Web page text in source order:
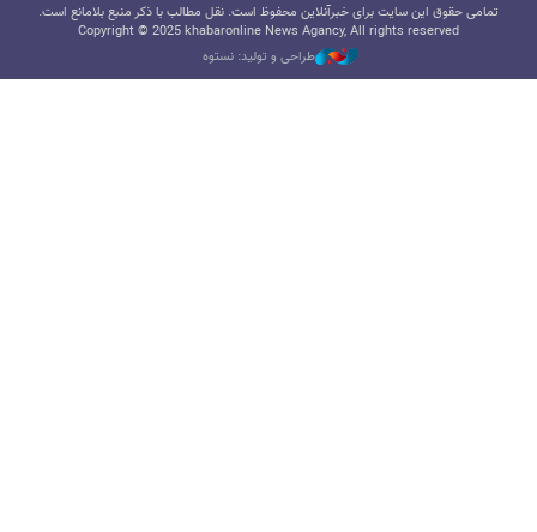
تمامی حقوق این سایت برای خبرآنلاین محفوظ است. نقل مطالب با ذکر منبع بلامانع است.
Copyright © 2025 khabaronline News Agancy, All rights reserved
طراحی و تولید: نستوه